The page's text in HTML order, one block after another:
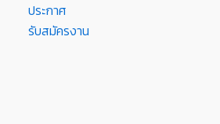
ประกาศ
รับสมัครงาน